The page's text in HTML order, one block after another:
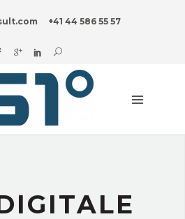
+41 44 586 55 57